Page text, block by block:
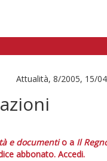
Attualità, 8/2005, 15/
e documentio a Il
abbonato. Accedi.